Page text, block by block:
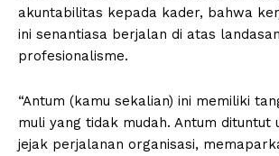
akuntabilitas kepada kader, bahwa
ini senantiasa berjalan di atas
profesionalisme.
“Antum (kamu sekalian) ini memiliki
muli yang tidak mudah. Antum dituntut
jejak perjalanan organisasi,